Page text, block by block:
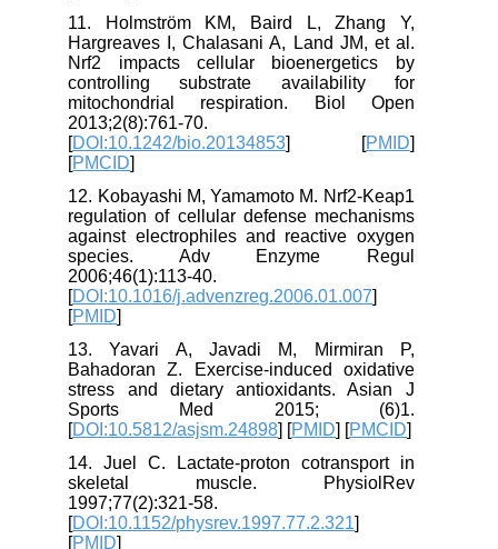
11. Holmström KM, Baird L, Zhang Y,
Hargreaves I, Chalasani A, Land JM, et al.
Nrf2 impacts cellular bioenergetics by
controlling substrate availability for
mitochondrial respiration. Biol Open
2013;2(8):761-70.
[DOI:10.1242/bio.20134853 ] [PMID
[PMCID
12. Kobayashi M, Yamamoto M. Nrf2-Keap1
regulation of cellular defense mechanisms
against electrophiles and reactive oxygen
species. Adv Enzyme Regul
2006;46(1):113-40.
[DOI:10.1016/j.advenzreg.2006.01.007
[PMID
13. Yavari A, Javadi M, Mirmiran P,
Bahadoran Z. Exercise-induced oxidative
stress and dietary antioxidants. Asian J
Sports Med 2015; (6)1.
[DOI:10.5812/asjsm.24898] [PMID] [PMCID
14. Juel C. Lactate-proton cotransport in
skeletal muscle. PhysiolRev
1997;77(2):321-58.
[DOI:10.1152/physrev.1997.77.2.321
[PMID